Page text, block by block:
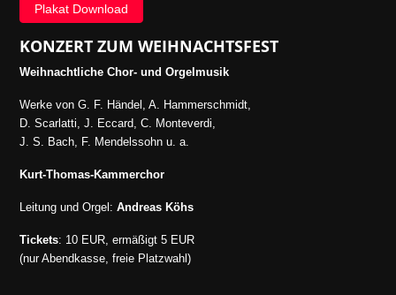
Plakat Download
KONZERT ZUM WEIHNACHTSFEST
Weihnachtliche Chor- und Orgelmusik
Werke von G. F. Händel, A. Hammerschmidt,
D. Scarlatti, J. Eccard, C. Monteverdi,
J. S. Bach, F. Mendelssohn u. a.
Kurt-Thomas-Kammerchor
Leitung und Orgel: Andreas Köhs
Tickets: 10 EUR, ermäßigt 5 EUR
(nur Abendkasse, freie Platzwahl)